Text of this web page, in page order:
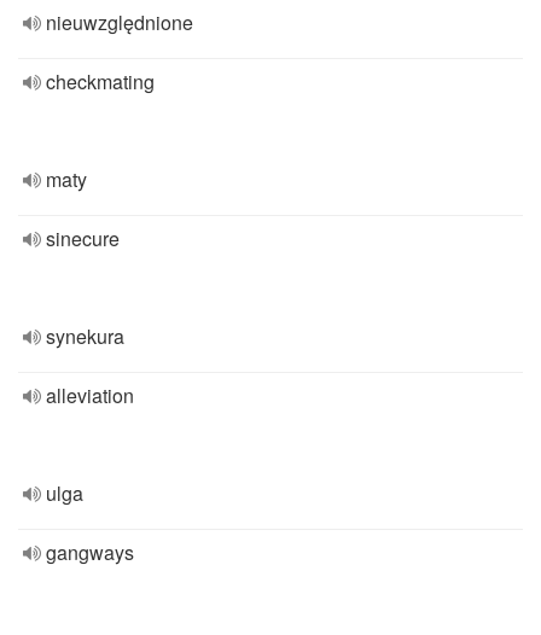
nieuwzględnione
checkmating
maty
sinecure
synekura
alleviation
ulga
gangways